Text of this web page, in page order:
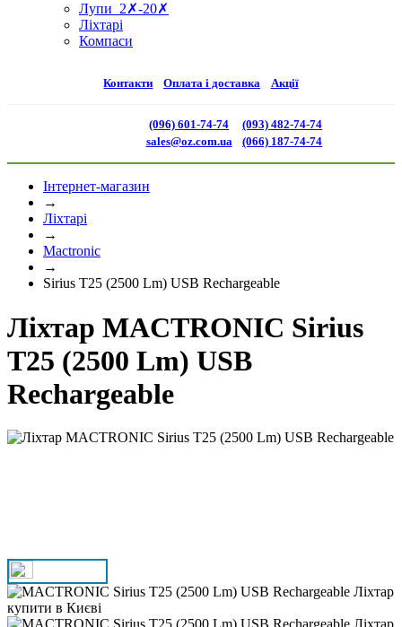
Лупи 2✗-20✗
Ліхтарі
Компаси
Контакти Оплата і доставка Акції
(096) 601-74-74
sales@oz.com.ua
(093) 482-74-74
(066) 187-74-74
Інтернет-магазин
→
Ліхтарі
→
Mactronic
→
Sirius T25 (2500 Lm) USB Rechargeable
Ліхтар MACTRONIC Sirius
T25 (2500 Lm) USB
Rechargeable